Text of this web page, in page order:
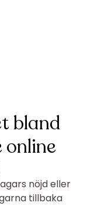
bland
online
nöjd eller
tillbaka